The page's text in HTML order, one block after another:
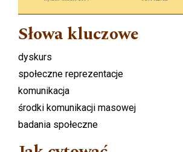
Słowa kluczowe
dyskurs
społeczne reprezentacje
komunikacja
środki komunikacji masowej
badania społeczne